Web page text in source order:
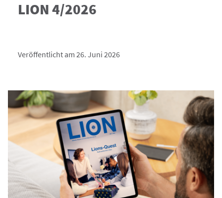
LION 4/2026
Veröffentlicht am 26. Juni 2026